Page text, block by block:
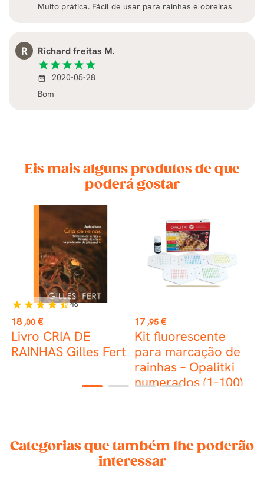
Muito prática. Fácil de usar para rainhas e obreiras
R Richard freitas M.
star star star star star
date_range
2020-05-28
Bom
Eis mais alguns produtos de que
poderá gostar
Preço
18 ,00 €
Livro CRIA DE
RAINHAS Gilles Fert
star starstarstarstar_half46
Preço
17 ,95 €
Kit fluorescente
para marcação de
rainhas – Opalitki
numerados (1–100)
1 2 3 4
Categorias que também lhe poderão
interessar